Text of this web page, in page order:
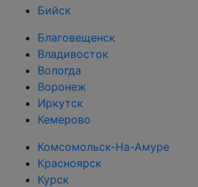
Бийск
Благовещенск
Владивосток
Вологда
Воронеж
Иркутск
Кемерово
Комсомольск-На-Амуре
Красноярск
Курск